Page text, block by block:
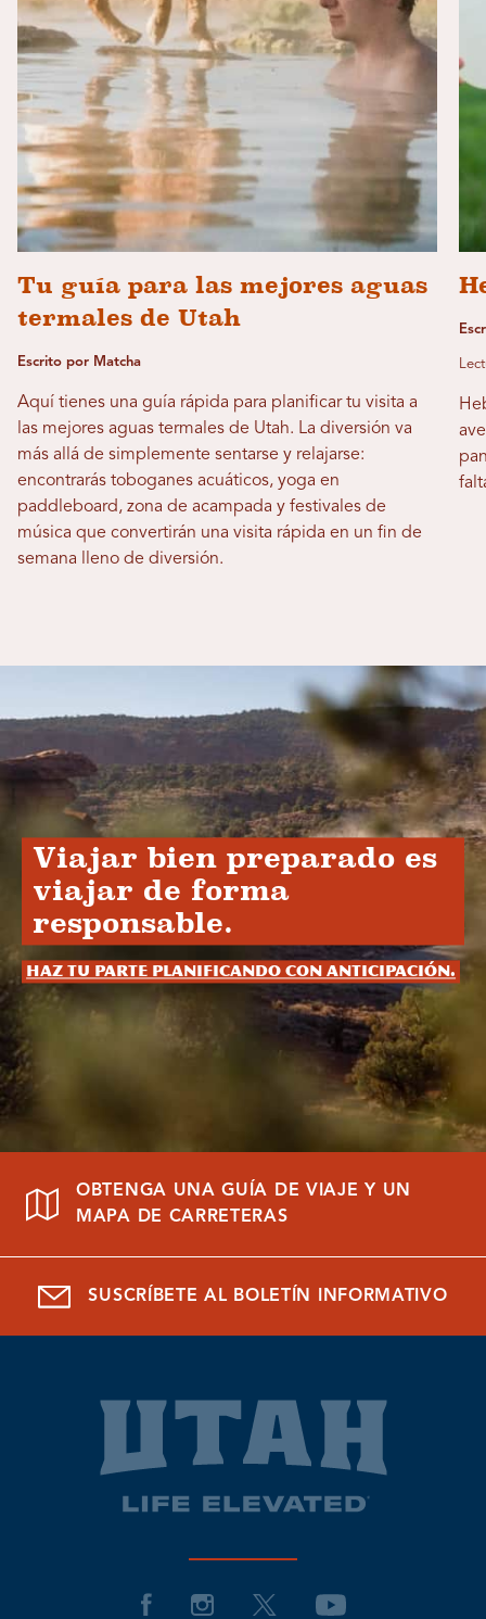
Tu guía para las mejores aguas
termales de Utah
Escrito por Matcha
Aquí tienes una guía rápida para planificar tu visita a
las mejores aguas termales de Utah. La diversión va
más allá de simplemente sentarse y relajarse:
encontrarás toboganes acuáticos, yoga en
paddleboard, zona de acampada y festivales de
música que convertirán una visita rápida en un fin de
semana lleno de diversión.
Viajar bien preparado es
viajar de forma
responsable.
Haz tu parte planificando con anticipación.
OBTENGA UNA GUÍA DE VIAJE Y UN
MAPA DE CARRETERAS
SUSCRÍBETE AL BOLETÍN INFORMATIVO